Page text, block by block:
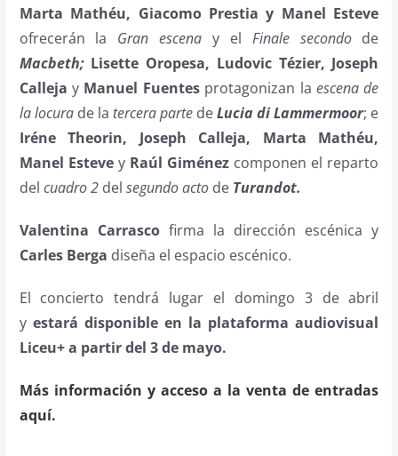
Marta Mathéu, Giacomo Prestia y Manel Esteve
ofrecerán la Gran escena y el Finale secondode
Macbeth; Lisette Oropesa, Ludovic Tézier, Joseph
Callejay Manuel Fuentesprotagonizan la escena de
la locurade la tercera parte deLucia di Lammermoor; e
Iréne Theorin, Joseph Calleja, Marta Mathéu,
Manel Esteve y Raúl Giménez componen el reparto
del cuadro 2del segundo actode Turandot.
Valentina Carrascofirma la dirección escénica y
Carles Berga diseña el espacio escénico.
El concierto tendrá lugar el domingo 3 de abril
y estará disponible en la plataforma audiovisual
Liceu+ a partir del 3 de mayo.
Más información y acceso a la venta de entradas
aquí.